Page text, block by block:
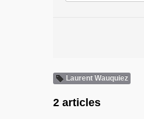
Laurent Wauquiez
2 articles